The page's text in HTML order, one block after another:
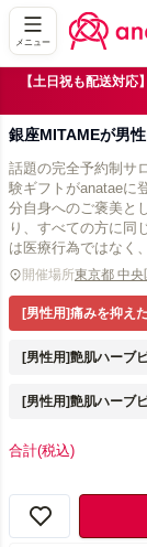
メニュー
【土日祝も配送対
銀座MITAMEが男
話題の完全予約制サ
験ギフトがanataeに
分自身へのご褒美と
り、すべての方に同
は医療行為ではなく
開催場所東京都 中央
[男性用]痛みを抑え
[男性用]艶肌ハーブ
[男性用]艶肌ハーブ
合計(税込)